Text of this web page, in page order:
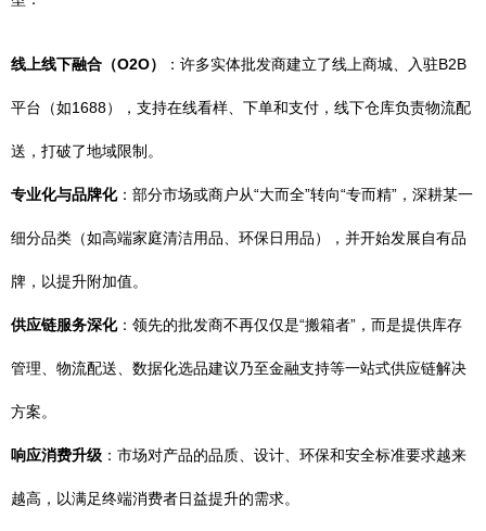
线上线下融合（O2O） ：许多实体批发商建立了线上商城、入驻B2B
平台（如1688），支持在线看样、下单和支付，线下仓库负责物流配
送，打破了地域限制。
专业化与品牌化：部分市场或商户从“大而全”转向“专而精”，深耕某一
细分品类（如高端家庭清洁用品、环保日用品），并开始发展自有品
牌，以提升附加值。
供应链服务深化：领先的批发商不再仅仅是“搬箱者”，而是提供库存
管理、物流配送、数据化选品建议乃至金融支持等一站式供应链解决
方案。
响应消费升级 ：市场对产品的品质、设计、环保和安全标准要求越来
越高，以满足终端消费者日益提升的需求。